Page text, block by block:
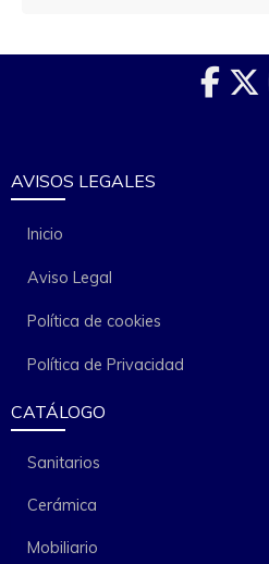
AVISOS LEGALES
Inicio
Aviso Legal
Política de cookies
Política de Privacidad
CATÁLOGO
Sanitarios
Cerámica
Mobiliario